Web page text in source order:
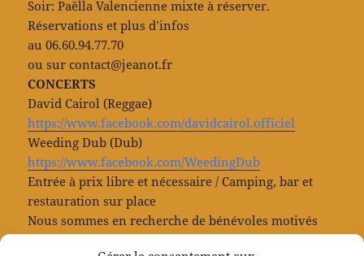
Soir: Paëlla Valencienne mixte à réserver.
Réservations et plus d’infos
au 06.60.94.77.70
ou sur contact@jeanot.fr
CONCERTS
David Cairol (Reggae)
https://www.facebook.com/davidcairol.officiel
Weeding Dub (Dub)
https://www.facebook.com/WeedingDub
Entrée à prix libre et nécessaire / Camping, bar et
restauration sur place
Nous sommes en recherche de bénévoles motivés
pour faire de cet événement LA DATE A NE PAS